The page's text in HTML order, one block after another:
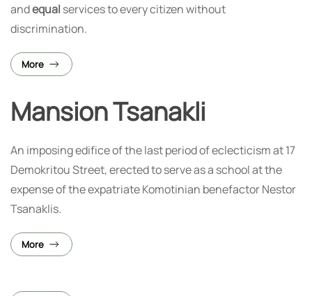
andequal services to every citizen without
discrimination.
More
Mansion Tsanakli
An imposing edifice of the last period of eclecticism at 17
Demokritou Street, erected to serve as a school at the
expense of the expatriate Komotinian benefactor Nestor
Tsanaklis.
More